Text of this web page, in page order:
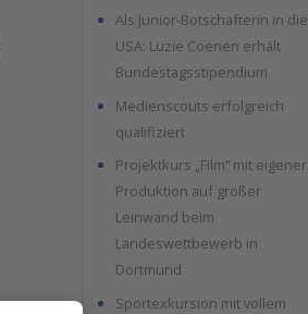
Als Junior-Botschafterin in die
USA: Luzie Coenen erhält
Bundestagsstipendium
Medienscouts erfolgreich
qualifiziert
Projektkurs „Film“ mit eigener
Produktion auf großer
Leinwand beim
Landeswettbewerb in
Dortmund
Sportexkursion mit vollem